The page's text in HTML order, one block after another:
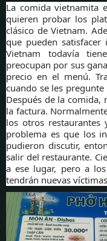
La comida vietnamita
quieren probar los
clásico de Vietnam.
que pueden satisfacer
Vietnam todavía
preocupan por sus
precio en el menú.
cuando se les
Después de la
la factura.
los otros restaurantes
problema es que los
pudieron discutir,
salir del restaurante.
a ese lugar, pero a
tendrán nuevas